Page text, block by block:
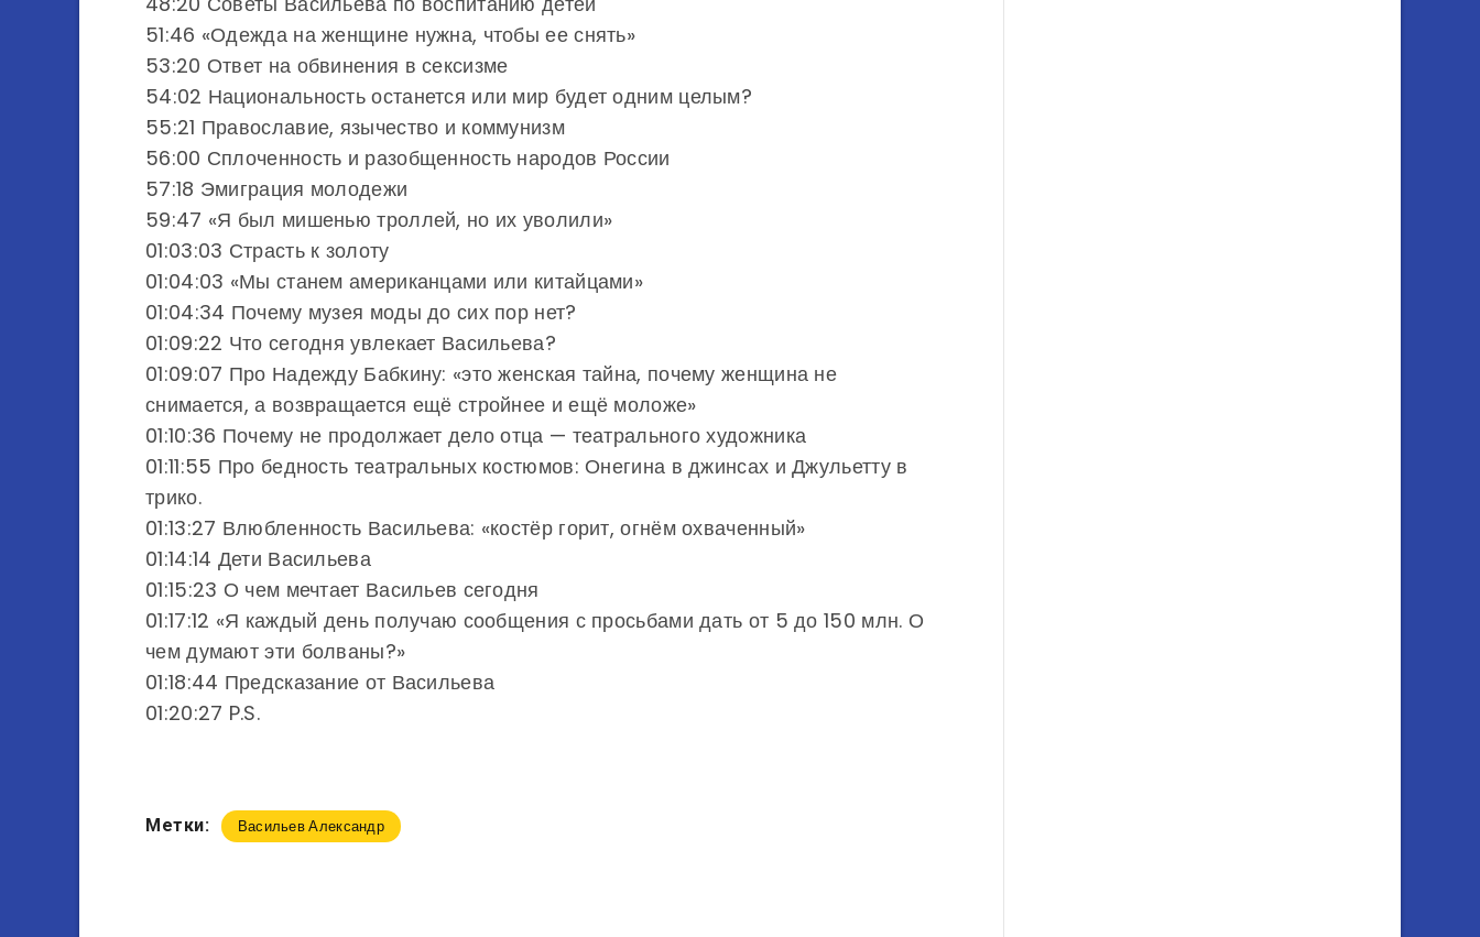
51:46 «Одежда на женщине нужна, чтобы ее снять»
53:20 Ответ на обвинения в сексизме
54:02 Национальность останется или мир будет одним целым?
55:21 Православие, язычество и коммунизм
56:00 Сплоченность и разобщенность народов России
57:18 Эмиграция молодежи
59:47 «Я был мишенью троллей, но их уволили»
01:03:03 Страсть к золоту
01:04:03 «Мы станем американцами или китайцами»
01:04:34 Почему музея моды до сих пор нет?
01:09:22 Что сегодня увлекает Васильева?
01:09:07 Про Надежду Бабкину: «это женская тайна, почему женщина не
снимается, а возвращается ещё стройнее и ещё моложе»
01:10:36 Почему не продолжает дело отца — театрального художника
01:11:55 Про бедность театральных костюмов: Онегина в джинсах и Джульетту в
трико.
01:13:27 Влюбленность Васильева: «костёр горит, огнём охваченный»
01:14:14 Дети Васильева
01:15:23 О чем мечтает Васильев сегодня
01:17:12 «Я каждый день получаю сообщения с просьбами дать от 5 до 150 млн. О
чем думают эти болваны?»
01:18:44 Предсказание от Васильева
01:20:27 P.S.
Метки: Васильев Александр